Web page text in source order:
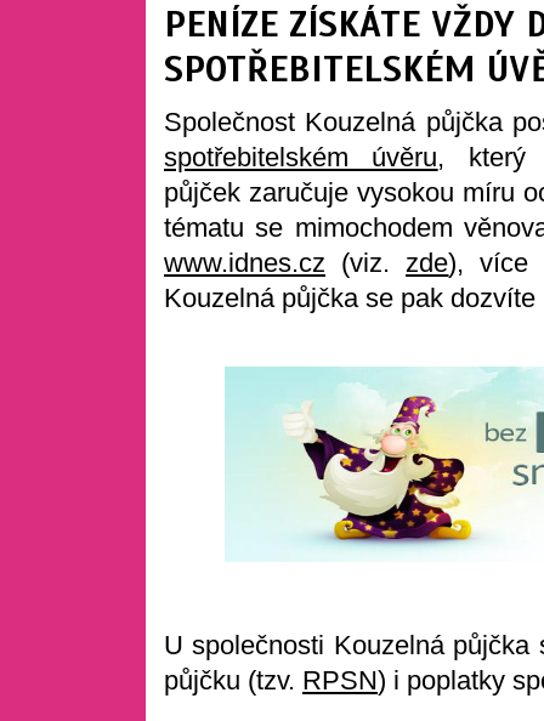
PENÍZE ZÍSKÁTE VŽDY
SPOTŘEBITELSKÉM
Společnost Kouzelná půjčka
spotřebitelském úvěru, který
půjček zaručuje vysokou míru
tématu se mimochodem
www.idnes.cz (viz. zde), více
Kouzelná půjčka se pak
U společnosti Kouzelná
půjčku (tzv. RPSN) i poplatky